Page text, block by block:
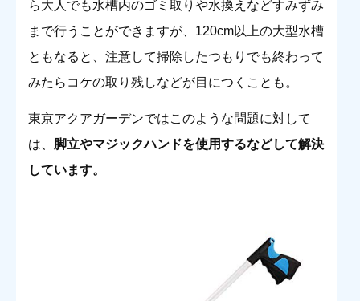
ら大人でも水槽内のゴミ取りや水換えなどすみずみ
まで行うことができますが、120cm以上の大型水槽
ともなると、注意して掃除したつもりでも終わって
みたらコケの取り残しなどが目につくことも。
東京アクアガーデンではこのような問題に対して
は、 脚立やマジックハンドを使用するなどして解決
しています。